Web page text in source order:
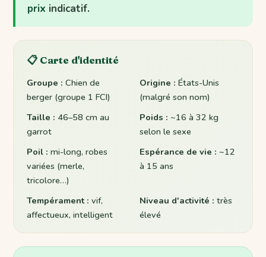
prix indicatif.
📋 Carte d'identité
Groupe : Chien de
berger (groupe 1 FCI)
Origine : États-Unis
(malgré son nom)
Taille : 46–58 cm au
garrot
Poids : ~16 à 32 kg
selon le sexe
Poil : mi-long, robes
variées (merle,
tricolore…)
Espérance de vie : ~12
à 15 ans
Tempérament : vif,
affectueux, intelligent
Niveau d'activité : très
élevé